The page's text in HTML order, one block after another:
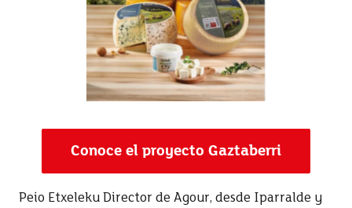
Conoce el proyecto Gaztaberri
Peio Etxeleku Director de Agour, desde Iparralde y